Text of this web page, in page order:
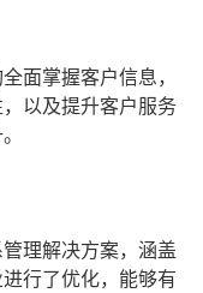
面掌握客户信息，
以及提升客户服务
理解决方案，涵盖
行了优化，能够有